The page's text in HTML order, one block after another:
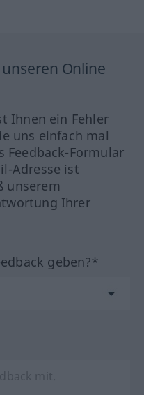
Online
Ihnen ein Fehler
uns einfach mal
Feedback-Formular
Adresse ist
unserem
Ihrer
geben?*